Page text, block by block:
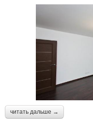
читать дальше →